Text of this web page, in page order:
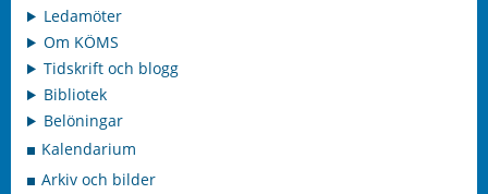
Ledamöter
Om KÖMS
Tidskrift och blogg
Bibliotek
Belöningar
Kalendarium
Arkiv och bilder